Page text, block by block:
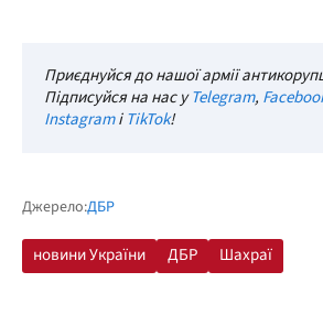
Приєднуйся до нашої армії
Підписуйся на нас уTelegram,
InstagramіTikTok!
Джерело:ДБР
новини України ДБР Шахраї